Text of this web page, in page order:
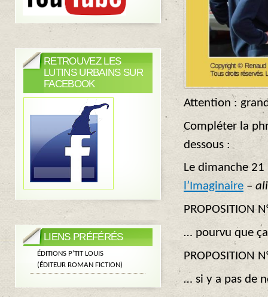
Attention :
Compléter la
dessous :
Le dimanche
l’Imaginaire –
PROPOSITION
… pourvu que
PROPOSITION
… si y a pas de
RETROUVEZ LES
LUTINS URBAINS SUR
FACEBOOK
LIENS PRÉFÉRÉS
ÉDITIONS P’TIT LOUIS
(ÉDITEUR ROMAN FICTION)